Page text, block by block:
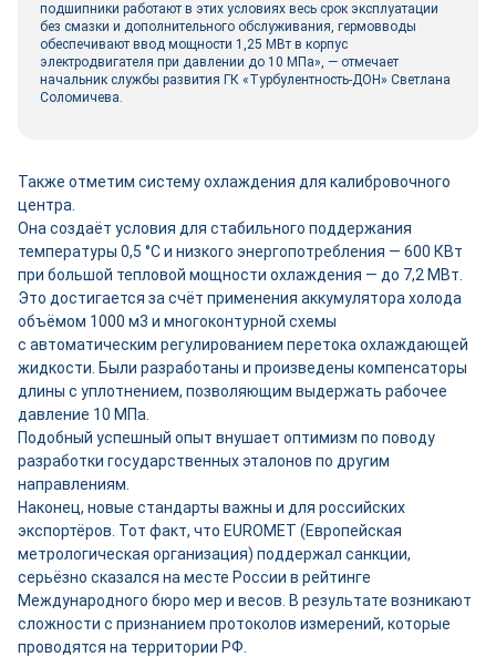
подшипники работают в этих условиях весь срок эксплуатации
без смазки и дополнительного обслуживания, гермовводы
обеспечивают ввод мощности 1,25 МВт в корпус
электродвигателя при давлении до 10 МПа», — отмечает
начальник службы развития ГК «Турбулентность-­ДОН» Светлана
Соломичева.
Также отметим систему охлаждения для калибровочного
центра.
Она создаёт условия для стабильного поддержания
температуры 0,5 °С и низкого энергопотребления — 600 КВт
при большой тепловой мощности охлаждения — до 7,2 МВт.
Это достигается за счёт применения аккумулятора холода
объёмом 1000 м3 и многоконтурной схемы
с автоматическим регулированием перетока охлаждающей
жидкости. Были разработаны и произведены компенсаторы
длины с уплотнением, позволяющим выдержать рабочее
давление 10 МПа.
Подобный успешный опыт внушает оптимизм по поводу
разработки государственных эталонов по другим
направлениям.
Наконец, новые стандарты важны и для российских
экспортёров. Тот факт, что EUROMET (Европейская
метрологическая организация) поддержал санкции,
серьёзно сказался на месте России в рейтинге
Международного бюро мер и весов. В результате возникают
сложности с признанием протоколов измерений, которые
проводятся на территории РФ.